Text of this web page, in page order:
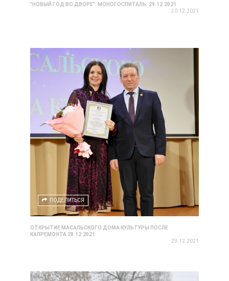
"НОВЫЙ ГОД ВО ДВОРЕ". МОНОГОСПИТАЛЬ. 29.12.2021
30.12.2021
ПОДЕЛИТЬСЯ
ОТКРЫТИЕ МАСАЛЬСКОГО ДОМА КУЛЬТУРЫ ПОСЛЕ
КАПРЕМОНТА 28.12.2021.
29.12.2021